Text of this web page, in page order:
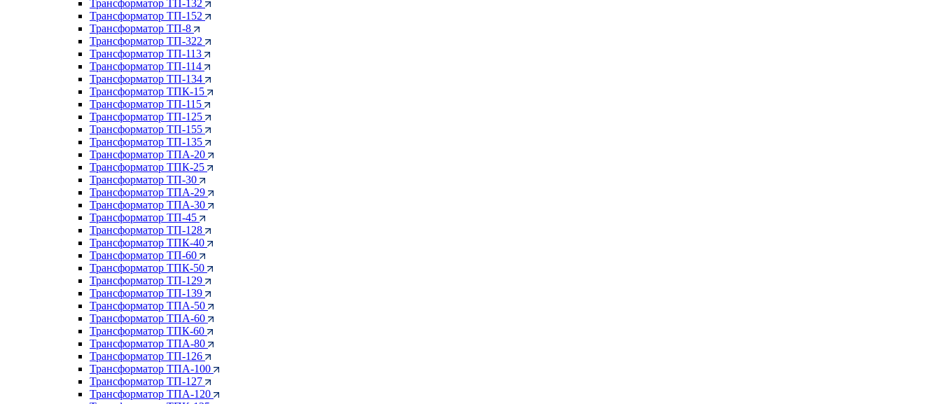
Трансформатор ТП-132
Трансформатор ТП-152
Трансформатор ТП-8
Трансформатор ТП-322
Трансформатор ТП-113
Трансформатор ТП-114
Трансформатор ТП-134
Трансформатор ТПК-15
Трансформатор ТП-115
Трансформатор ТП-125
Трансформатор ТП-155
Трансформатор ТП-135
Трансформатор ТПА-20
Трансформатор ТПК-25
Трансформатор ТП-30
Трансформатор ТПА-29
Трансформатор ТПА-30
Трансформатор ТП-45
Трансформатор ТП-128
Трансформатор ТПК-40
Трансформатор ТП-60
Трансформатор ТПК-50
Трансформатор ТП-129
Трансформатор ТП-139
Трансформатор ТПА-50
Трансформатор ТПА-60
Трансформатор ТПК-60
Трансформатор ТПА-80
Трансформатор ТП-126
Трансформатор ТПА-100
Трансформатор ТП-127
Трансформатор ТПА-120